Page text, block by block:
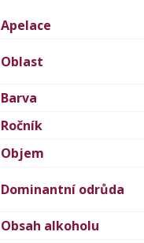
Apelace
Oblast
Barva
Ročník
Objem
Dominantní odrůda
Obsah alkoholu